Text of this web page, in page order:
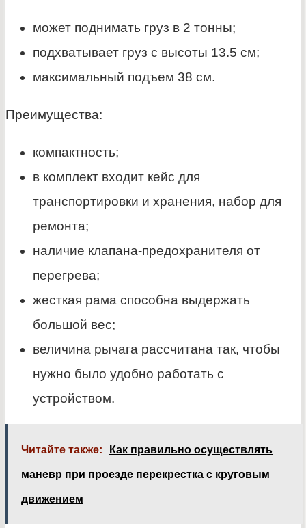
может поднимать груз в 2 тонны;
подхватывает груз с высоты 13.5 см;
максимальный подъем 38 см.
Преимущества:
компактность;
в комплект входит кейс для
транспортировки и хранения, набор для
ремонта;
наличие клапана-предохранителя от
перегрева;
жесткая рама способна выдержать
большой вес;
величина рычага рассчитана так, чтобы
нужно было удобно работать с
устройством.
Читайте также: Как правильно осуществлять
маневр при проезде перекрестка с круговым
движением